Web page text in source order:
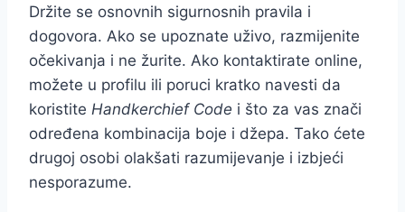
Držite se osnovnih sigurnosnih pravila i
dogovora. Ako se upoznate uživo, razmijenite
očekivanja i ne žurite. Ako kontaktirate online,
možete u profilu ili poruci kratko navesti da
koristite Handkerchief Code i što za vas znači
određena kombinacija boje i džepa. Tako ćete
drugoj osobi olakšati razumijevanje i izbjeći
nesporazume.